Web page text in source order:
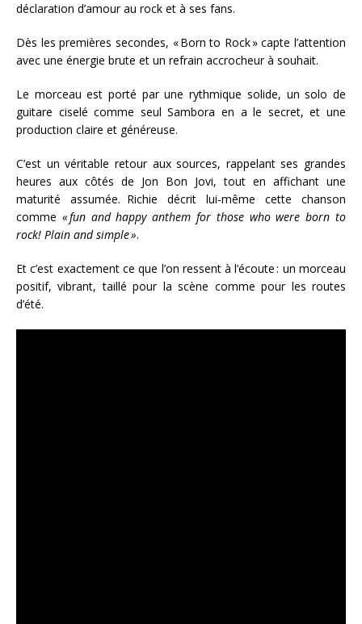
déclaration d’amour au rock et à ses fans.
Dès les premières secondes, « Born to Rock » capte l’attention
avec une énergie brute et un refrain accrocheur à souhait.
Le morceau est porté par une rythmique solide, un solo de
guitare ciselé comme seul Sambora en a le secret, et une
production claire et généreuse.
C’est un véritable retour aux sources, rappelant ses grandes
heures aux côtés de Jon Bon Jovi, tout en affichant une
maturité assumée. Richie décrit lui-même cette chanson
comme « fun and happy anthem for those who were born to
rock! Plain and simple ».
Et c’est exactement ce que l’on ressent à l’écoute : un morceau
positif, vibrant, taillé pour la scène comme pour les routes
d’été.